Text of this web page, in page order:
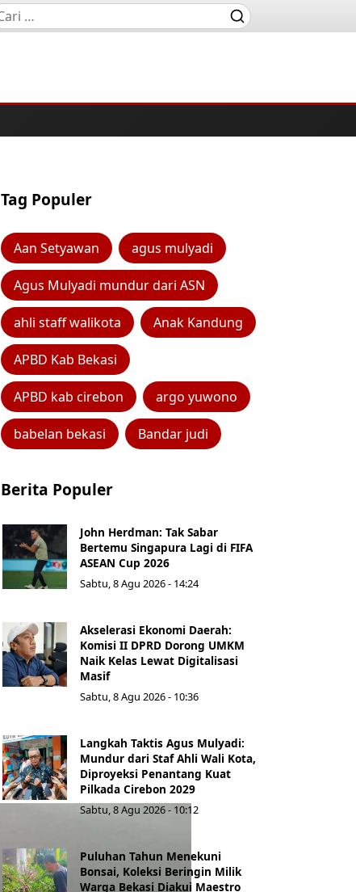
Tag Populer
Aan Setyawan agus mulyadi
Agus Mulyadi mundur dari ASN
ahli staff walikota Anak Kandung
APBD Kab Bekasi
APBD kab cirebon argo yuwono
babelan bekasi Bandar judi
Berita Populer
John Herdman: Tak Sabar
Bertemu Singapura Lagi di FIFA
ASEAN Cup 2026
Sabtu, 8 Agu 2026 - 14:24
Akselerasi Ekonomi Daerah:
Komisi II DPRD Dorong UMKM
Naik Kelas Lewat Digitalisasi
Masif
Sabtu, 8 Agu 2026 - 10:36
Langkah Taktis Agus Mulyadi:
Mundur dari Staf Ahli Wali Kota,
Diproyeksi Penantang Kuat
Pilkada Cirebon 2029
Sabtu, 8 Agu 2026 - 10:12
Puluhan Tahun Menekuni
Bonsai, Koleksi Beringin Milik
Warga Bekasi Diakui Maestro